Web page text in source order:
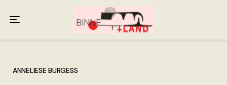
ANNELIESE BURGESS
Meer oor ons
Anneliese Burgess
Ali van Wyk